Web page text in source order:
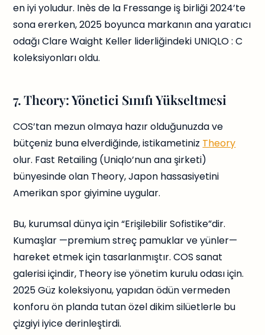
en iyi yoludur. Inès de la Fressange iş birliği 2024’te
sona ererken, 2025 boyunca markanın ana yaratıcı
odağı Clare Waight Keller liderliğindeki UNIQLO : C
koleksiyonları oldu.
7. Theory: Yönetici Sınıfı Yükseltmesi
COS’tan mezun olmaya hazır olduğunuzda ve
bütçeniz buna elverdiğinde, istikametiniz Theory
olur. Fast Retailing (Uniqlo’nun ana şirketi)
bünyesinde olan Theory, Japon hassasiyetini
Amerikan spor giyimine uygular.
Bu, kurumsal dünya için “Erişilebilir Sofistike”dir.
Kumaşlar —premium streç pamuklar ve yünler—
hareket etmek için tasarlanmıştır. COS sanat
galerisi içindir, Theory ise yönetim kurulu odası için.
2025 Güz koleksiyonu, yapıdan ödün vermeden
konforu ön planda tutan özel dikim silüetlerle bu
çizgiyi iyice derinleştirdi.